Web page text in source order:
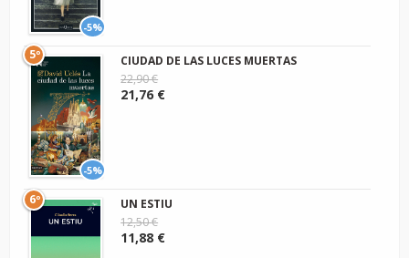
-5%
-5%
5º
CIUDAD DE LAS LUCES MUERTAS
22,90 €
21,76 €
6º
UN ESTIU
12,50 €
11,88 €